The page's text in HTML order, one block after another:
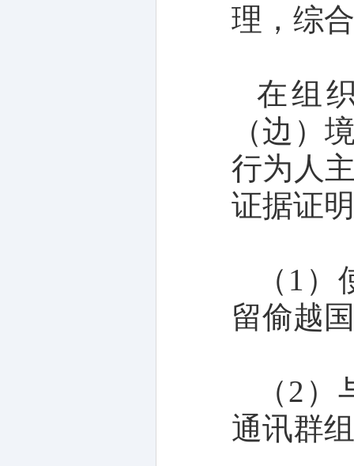
理，综
在组
（边）
行为人
证据证
（1
留偷越
（2
通讯群